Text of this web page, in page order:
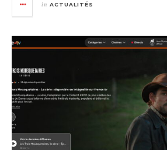
in ACTUALITÉS